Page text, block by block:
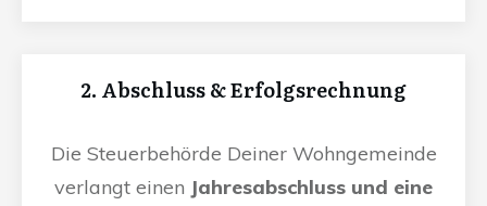
2. Abschluss & Erfolgsrechnung
Die Steuerbehörde Deiner Wohngemeinde
verlangt einen Jahresabschluss und eine